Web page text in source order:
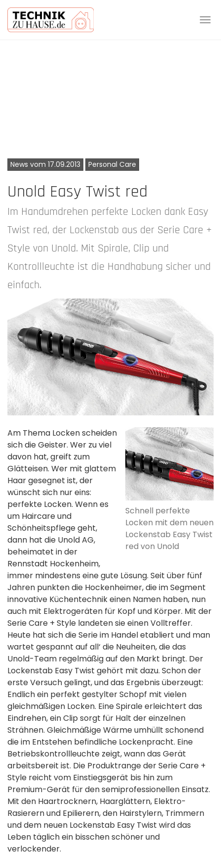
News vom 17.09.2013 Personal Care
Unold Easy Twist red
Im Handumdrehen perfekte Locken dank Easy
Twist red, der Lockenstab aus der Serie Care +
Style von Unold. Mit Spirale, Clip und
Kontrollleuchte ist die Handhabung sicher und
einfach.
Schnell perfekte
Locken mit dem neuen
Lockenstab Easy Twist
red von Unold
Am Thema Locken scheiden
sich die Geister. Wer zu viel
davon hat, greift zum
Glätteisen. Wer mit glattem
Haar gesegnet ist, der
wünscht sich nur eins:
perfekte Locken. Wenn es
um Haircare und
Schönheitspflege geht,
dann hat die Unold AG,
beheimatet in der
Rennstadt Hockenheim,
immer mindestens eine gute Lösung. Seit über fünf
Jahren punkten die Hockenheimer, die im Segment
innovative Küchentechnik einen Namen haben, nun
auch mit Elektrogeräten für Kopf und Körper. Mit der
Serie Care + Style landeten sie einen Volltreffer.
Heute hat sich die Serie im Handel etabliert und man
wartet gespannt auf all‘ die Neuheiten, die das
Unold-Team regelmäßig auf den Markt bringt. Der
Lockenstab Easy Twist gehört mit dazu. Schon der
erste Versuch gelingt, und das Ergebnis überzeugt:
Endlich ein perfekt gestylter Schopf mit vielen
gleichmäßigen Locken. Eine Spirale erleichtert das
Eindrehen, ein Clip sorgt für Halt der einzelnen
Strähnen. Gleichmäßige Wärme umhüllt schonend
die im Entstehen befindliche Lockenpracht. Eine
Betriebskontrollleuchte zeigt, wann das Gerät
arbeitsbereit ist. Die Produktrange der Serie Care +
Style reicht vom Einstiegsgerät bis hin zum
Premium-Gerät für den semiprofessionellen Einsatz.
Mit den Haartrocknern, Haarglättern, Elektro-
Rasierern und Epilierern, den Hairstylern, Trimmern
und dem neuen Lockenstab Easy Twist wird das
Leben täglich ein bisschen schöner und
verlockender.